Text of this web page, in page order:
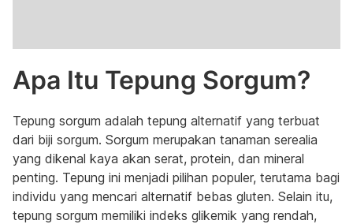
Apa Itu Tepung Sorgum?
Tepung sorgum adalah tepung alternatif yang terbuat
dari biji sorgum. Sorgum merupakan tanaman serealia
yang dikenal kaya akan serat, protein, dan mineral
penting. Tepung ini menjadi pilihan populer, terutama bagi
individu yang mencari alternatif bebas gluten. Selain itu,
tepung sorgum memiliki indeks glikemik yang rendah,